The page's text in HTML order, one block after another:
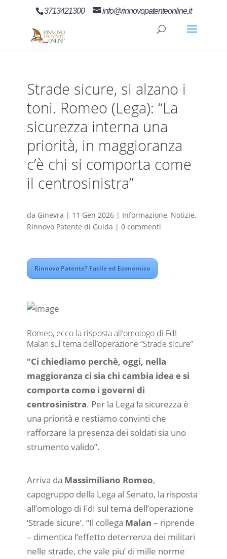
3713421300 info@rinnovopatenteonline.it
Strade sicure, si alzano i
toni. Romeo (Lega): “La
sicurezza interna una
priorità, in maggioranza
c’è chi si comporta come
il centrosinistra”
da Ginevra | 11 Gen 2026| Informazione, Notizie,
Rinnovo Patente di Guida | 0 commenti
Rinnovo Patente? Facile ed Economico
Romeo, ecco la risposta all’omologo di FdI
Malan sul tema dell’operazione “Strade sicure”
“Ci chiediamo perchè, oggi, nella
maggioranza ci sia chi cambia idea e si
comporta come i governi di
centrosinistra. Per la Lega la sicurezza è
una priorità e restiamo convinti che
rafforzare la presenza dei soldati sia uno
strumento valido”.
Arriva da Massimiliano Romeo,
capogruppo della Lega al Senato, la risposta
all’omologo di FdI sul tema dell’operazione
‘Strade sicure’. “Il collega Malan – riprende
– dimentica l’effetto deterrenza dei militari
nelle strade, che vale piu’ di mille norme